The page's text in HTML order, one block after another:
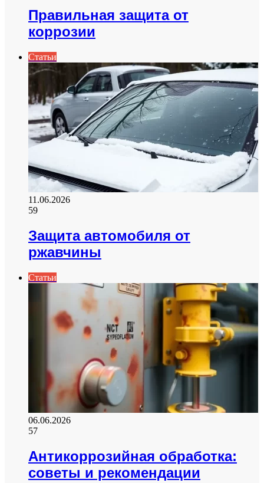
Правильная защита от
коррозии
Статьи
11.06.2026
59
Защита автомобиля от
ржавчины
Статьи
06.06.2026
57
Антикоррозийная обработка:
советы и рекомендации